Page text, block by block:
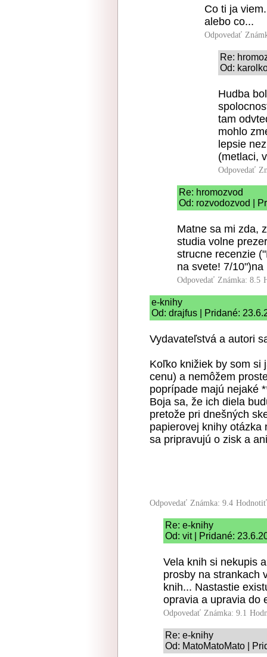
Co ti ja
alebo co...
Odpovedať
Re:
Od:
Hudba
tam
mohlo
lepsie
(metlaci,
Odpovedať
Re: hromozvod
Od: rozvodozvod |
Matne sa mi zda,
studia volne
strucne recenzie
na svete! 7/
Odpovedať Známka: 8.5
e-knihy
Od: drajfus | Pridané:
Vydavateľstvá a autori
Koľko knižiek by som si
cenu) a nemôžem
poprípade majú nejaké
Boja sa, že ich diela
pretože pri dnešných
papierovej knihy otázka
sa pripravujú o zisk a
Odpovedať Známka: 9.4
Re: e-knihy
Od: vit | Pridané:
Vela knih si nekupis
prosby na strankach
knih... Nastastie
opravia a upravia do
Odpovedať Známka: 9.1
Re: e-knihy
Od: MatoMatoMato |